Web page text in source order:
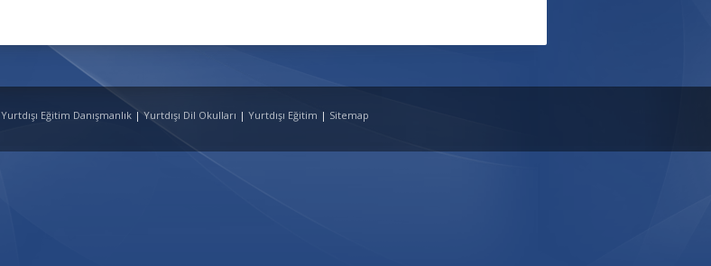
Yurtdışı Eğitim Danışmanlık |Yurtdışı Dil Okulları | Yurtdışı Eğitim | Sitemap